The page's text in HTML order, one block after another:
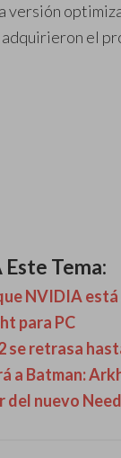
versión
el
Tema:
NVIDIA
para PC
se retrasa
a Batman:
del nuevo